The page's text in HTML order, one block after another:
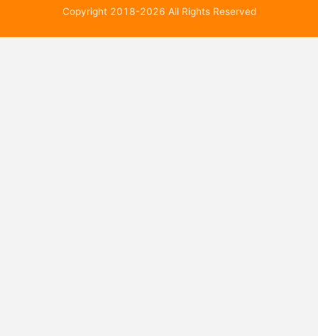
Copyright 2018-2026 All Rights Reserved